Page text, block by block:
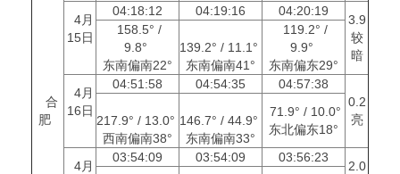
合
肥
4月
15日
04:18:12 04:19:16 04:20:19
3.9
较
暗
158.5° /
9.8°
东南偏南22°
139.2° / 11.1°
东南偏南41°
119.2° /
9.9°
东南偏东29°
4月
16日
04:51:58 04:54:35
04:57:38
0.2
亮
217.9° / 13.0°
西南偏南38°
146.7° / 44.9°
东南偏南33°
71.9° / 10.0°
东北偏东18°
4月
03:54:09 03:54:09 03:56:23
2.0